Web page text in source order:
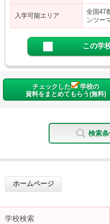
入学可能エリア
全国47
ンツー
この学
チェックした
学校の
資料をまとめてもらう(無料)
検索
ホームページ
学校検索